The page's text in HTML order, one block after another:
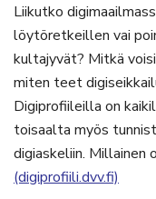
Liikutko
löytöretkeillen vai
kultajyvät? Mitkä
miten teet
Digiprofiileilla on
toisaalta myös
digiaskeliin. Millainen
(digiprofiili.dvv.fi)